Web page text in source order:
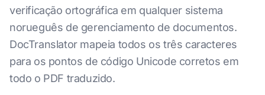
verificação ortográfica em qualquer sistema
norueguês de gerenciamento de documentos.
DocTranslator mapeia todos os três caracteres
para os pontos de código Unicode corretos em
todo o PDF traduzido.